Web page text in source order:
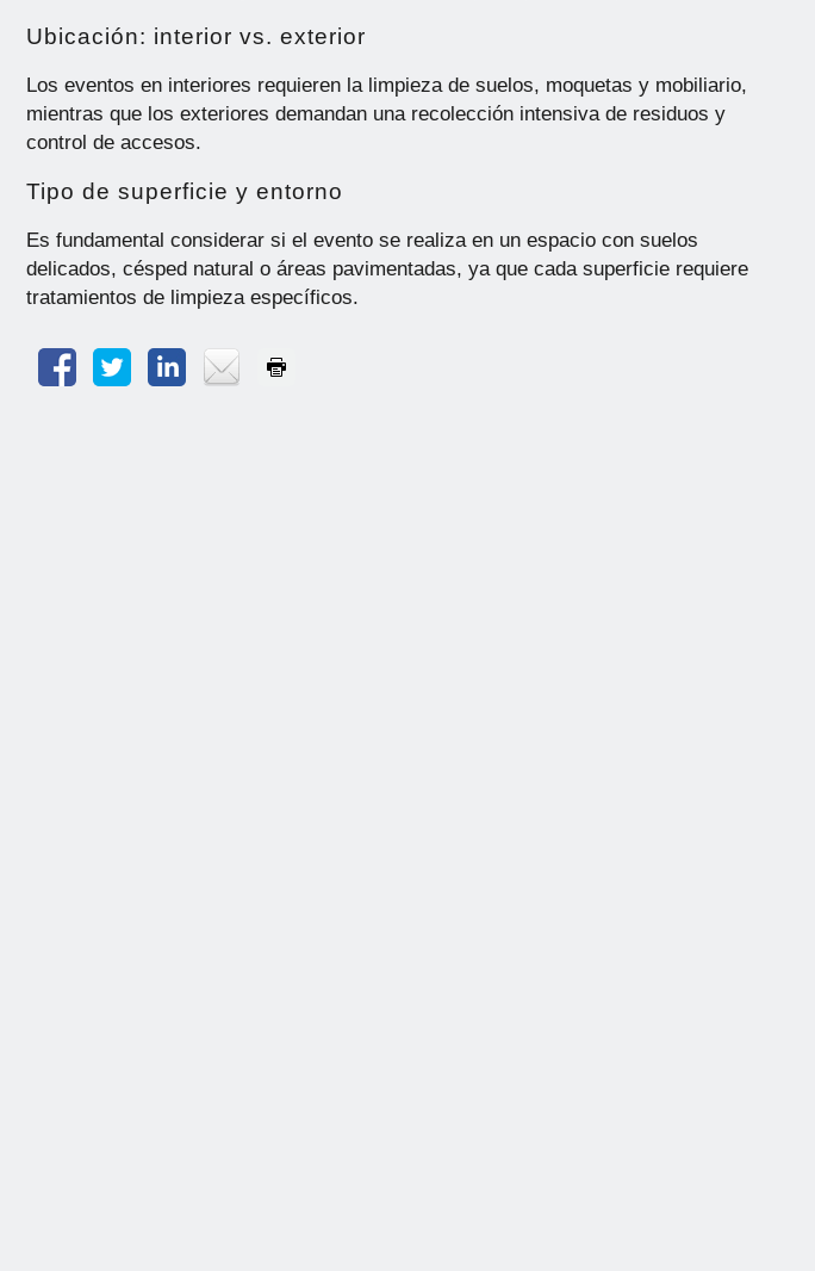
Ubicación: interior vs. exterior
Los eventos en interiores requieren la limpieza de suelos, moquetas y mobiliario,
mientras que los exteriores demandan una recolección intensiva de residuos y
control de accesos.
Tipo de superficie y entorno
Es fundamental considerar si el evento se realiza en un espacio con suelos
delicados, césped natural o áreas pavimentadas, ya que cada superficie requiere
tratamientos de limpieza específicos.